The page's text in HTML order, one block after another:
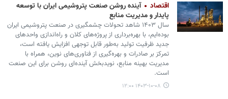
اقتصاد
آینده روشن صنعت پتروشیمی ایران با توسعه
پایدار و مدیریت منابع
سال ۱۴۰۳ شاهد تحولات چشمگیری در صنعت پتروشیمی ایران
بوده‌ایم، با بهره‌برداری از پروژه‌های کلان و راه‌اندازی واحدهای
جدید ظرفیت تولید به‌طور قابل توجهی افزایش یافته است،
تمرکز بر صادرات و بهره‌گیری از فناوری‌های نوین، همراه با
مدیریت بهینه منابع، نویدبخش آینده‌ای روشن برای این صنعت
است.
۱۴۰۳-۱۰-۰۸ ۱۲:۰۰